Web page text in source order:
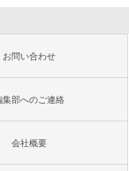
お問い合わせ
集部へのご連絡
会社概要